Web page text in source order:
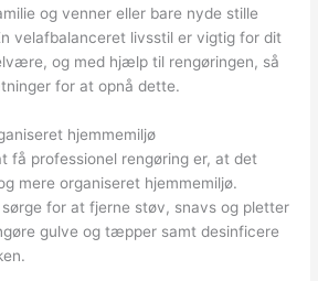
og venner eller bare nyde stille
velafbalanceret livsstil er vigtig for dit
og med hjælp til rengøringen, så
for at opnå dette.
hjemmemiljø
få professionel rengøring er, at det
mere organiseret hjemmemiljø.
for at fjerne støv, snavs og pletter
gulve og tæpper samt desinficere